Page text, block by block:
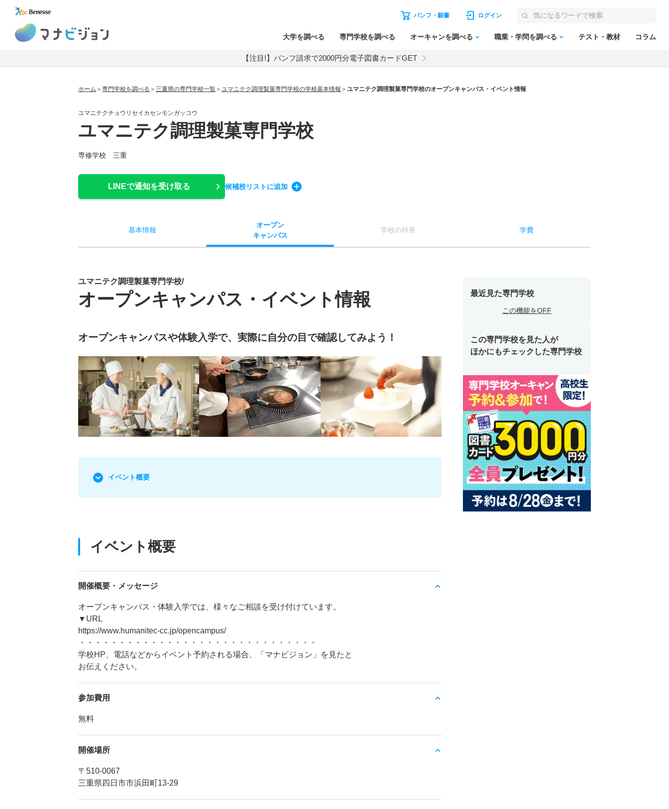
パンフ・願書 ログイン
大学を調べる 専門学校を調べる オーキャンを調べる 職業・学問を調べる テスト・教材 コラム
【注目!】パンフ請求で2000円分電子図書カードGET
ホーム 専門学校を調べる 三重県の専門学校一覧 ユマニテク調理製菓専門学校の学校基本情報 ユマニテク調理製菓専門学校のオープンキャンパス・イベント情報
ユマニテクチョウリセイカセンモンガッコウ
ユマニテク調理製菓専門学校
専修学校 三重
LINEで通知を受け取る 候補校リストに追加
基本情報
オープン
キャンパス
学校の特長 学費
ユマニテク調理製菓専門学校/
オープンキャンパス・イベント情報
オープンキャンパスや体験入学で、実際に自分の目で確認してみよう！
イベント概要
イベント概要
開催概要・メッセージ
オープンキャンパス・体験入学では、様々なご相談を受け付けています。
▼URL
https://www.humanitec-cc.jp/opencampus/
・・・・・・・・・・・・・・・・・・・・・・・・・・・・・・
学校HP、電話などからイベント予約される場合、「マナビジョン」を見たと
お伝えください。
参加費用
無料
開催場所
〒510-0067
三重県四日市市浜田町13-29
最近見た専門学校
この機能をOFF
この専門学校を見た人が
ほかにもチェックした専門学校